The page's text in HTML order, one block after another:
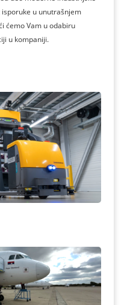
u unutrašnjem
ćemo Vam u odabiru
u kompaniji.